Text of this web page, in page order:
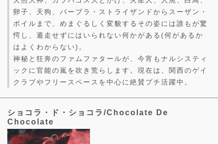
卵子、天狗、バーブラ・ストライザンドからスーザン・
ボイルまで、めまぐるしく変貌するその姿には誰もが驚
愕し、遁走せずにはいられない何かがある(何があるか
はよくわからない)。
神秘と狂奔のファムファタールが、今宵もナルシスティ
ックに官能の嵐を吹き荒らします。現在は、関西のゲイ
クラブやフリースペースを中心に絶賛プチ活躍中。
ショコラ・ド・ショコラ/Chocolate De
Chocolate